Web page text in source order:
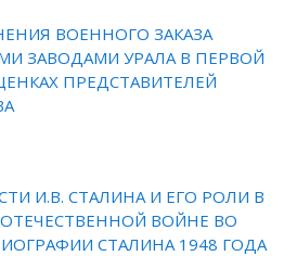
ВОЕННОГО ЗАКАЗА
ЗАВОДАМИ УРАЛА В ПЕРВОЙ
ПРЕДСТАВИТЕЛЕЙ
И.В. СТАЛИНА И ЕГО РОЛИ В
ВОЙНЕ ВО
СТАЛИНА 1948 ГОДА